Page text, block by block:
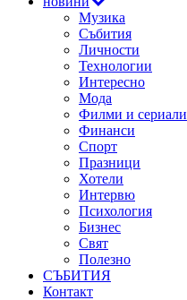
Музика
Събития
Личности
Технологии
Интересно
Мода
Филми и сериали
Финанси
Спорт
Празници
Хотели
Интервю
Психология
Бизнес
Свят
Полезно
СЪБИТИЯ
Контакт